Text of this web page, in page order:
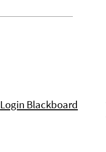
Login Blackboard